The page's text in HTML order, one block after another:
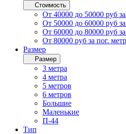
Стоимость
От 40000 до 50000 руб
От 50000 до 60000 руб
От 60000 до 80000 руб
От 80000 руб за пог. метр
Размер
Размер
3 метра
4 метра
5 метров
6 метров
Большие
Маленькие
П-44
Тип